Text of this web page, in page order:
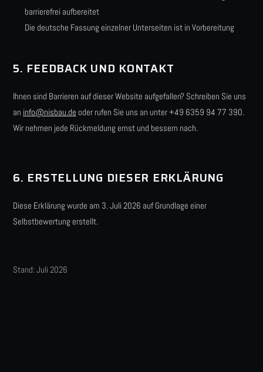
barrierefrei aufbereitet
Die deutsche Fassung einzelner Unterseiten ist in Vorbereitung
5. FEEDBACK UND KONTAKT
Ihnen sind Barrieren auf dieser Website aufgefallen? Schreiben Sie uns
an info@nisbau.de oder rufen Sie uns an unter +49 6359 94 77 390.
Wir nehmen jede Rückmeldung ernst und bessern nach.
6. ERSTELLUNG DIESER ERKLÄRUNG
Diese Erklärung wurde am 3. Juli 2026 auf Grundlage einer
Selbstbewertung erstellt.
Stand: Juli 2026